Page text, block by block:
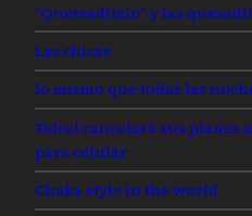
“Quetzaditzin” y las
Las chicas
lo mismo que todas las
Telcel cancelará sus planes
para celular
Chaka style in the world